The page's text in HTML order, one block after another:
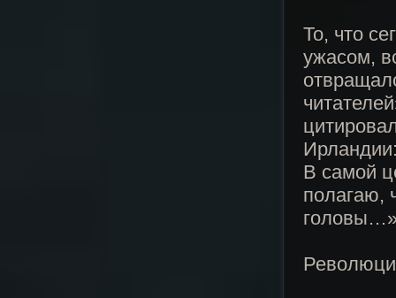
То, что
ужасом,
В самой
полагаю,